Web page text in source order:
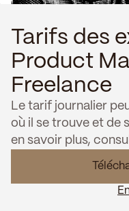
Tarifs des
Product
Freelance
Le tarif journalier
où il se trouve et de
en savoir plus,